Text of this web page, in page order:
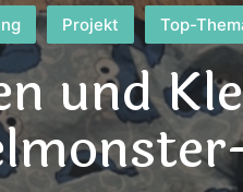
Projekt Top-
und